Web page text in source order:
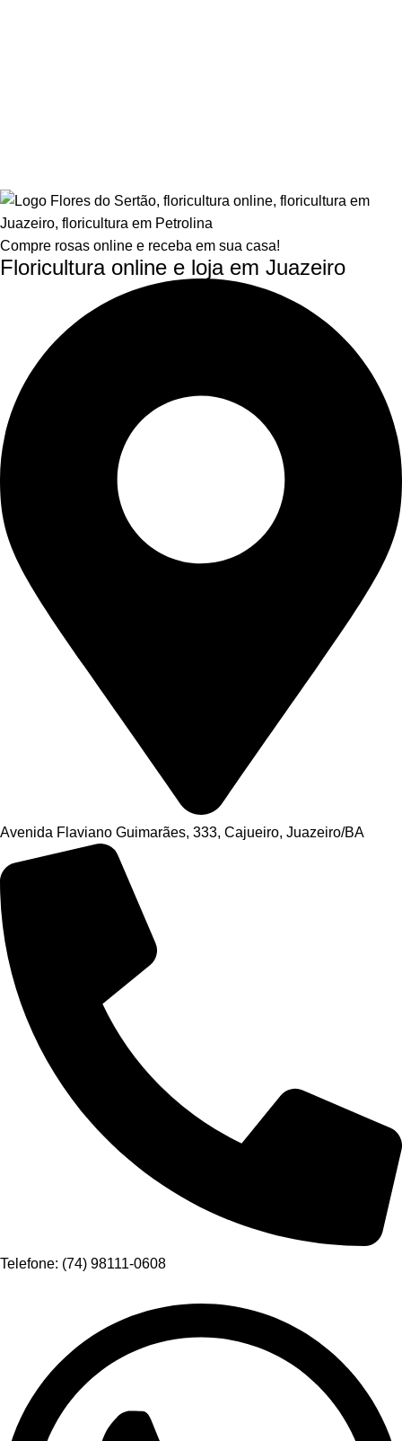
Compre rosas online e receba em sua casa!
Floricultura online e loja em Juazeiro
Avenida Flaviano Guimarães, 333, Cajueiro, Juazeiro/BA
Telefone: (74) 98111-0608